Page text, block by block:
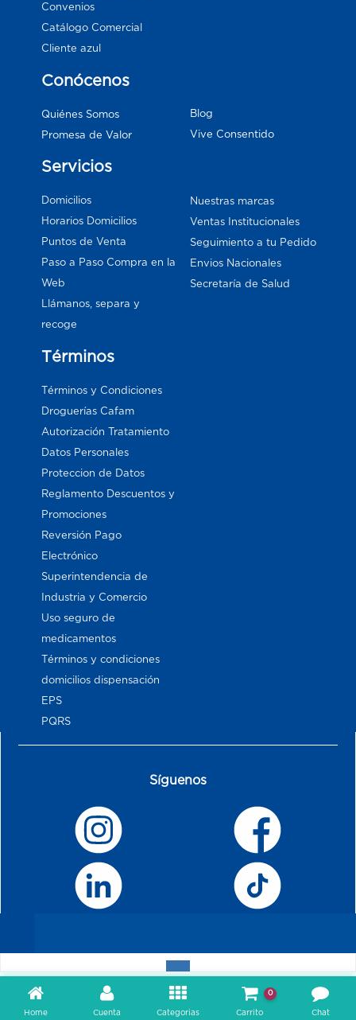
Convenios
Catálogo Comercial
Cliente azul
Conócenos
Quiénes Somos
Promesa de Valor
Blog
Vive Consentido
Servicios
Domicilios
Horarios Domicilios
Puntos de Venta
Paso a Paso Compra en la
Web
Llámanos, separa y
recoge
Nuestras marcas
Ventas Institucionales
Seguimiento a tu Pedido
Envios Nacionales
Secretaría de Salud
Términos
Términos y Condiciones
Droguerías Cafam
Autorización Tratamiento
Datos Personales
Proteccion de Datos
Reglamento Descuentos y
Promociones
Reversión Pago
Electrónico
Superintendencia de
Industria y Comercio
Uso seguro de
medicamentos
Términos y condiciones
domicilios dispensación
EPS
PQRS
Síguenos
Home Cuenta Categorias
0
Carrito Chat